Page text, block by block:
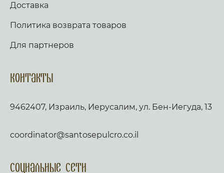
Доставка
Политика возврата товаров
Для партнеров
Контакты
9462407, Израиль, Иерусалим, ул. Бен-Иегуда, 13
coordinator@santosepulcro.co.il
Социальные сети